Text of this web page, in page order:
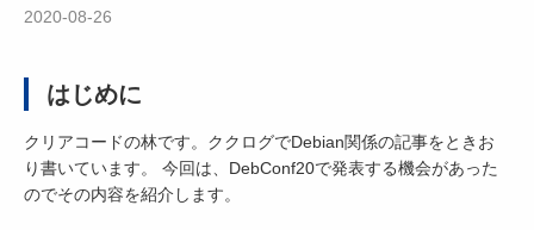
2020-08-26
はじめに
クリアコードの林です。ククログでDebian関係の記事をときお
り書いています。 今回は、DebConf20で発表する機会があった
のでその内容を紹介します。